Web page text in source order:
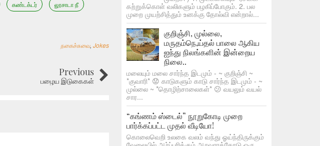
கண்டக்டர் லூசாடா நீ
நகைச்சுவை, Jokes
Previous
பழைய இடுகைகள்
கற்றுக்கொள் வலிகளும் பழகிப்போகும். 2. பல
முறை முயற்சித்தும் உனக்கு தோல்வி என்றால்...
குறிஞ்சி, முல்லை,
மருதம்நெ,ய்தல் பாலை ஆகிய
ஐந்து நிலங்களின் இன்றைய
நிலை..
மலையும் மலை சார்ந்த இடமும் - ~ குறிஞ்சி ~
*குவாரி* 😟 காடுகளும் காடு சார்ந்த இடமும் - ~
முல்லை ~ *தொழிற்சாலைகள்* 😕 வயலும் வயல்
சார...
“கங்ணம் ஸ்டைல்” நூறுகோடி முறை
பார்க்கப்பட்ட முதல் வீடியோ!
கொலைவெறி உலகை வலம் வந்து ஓய்ந்திருக்கும்